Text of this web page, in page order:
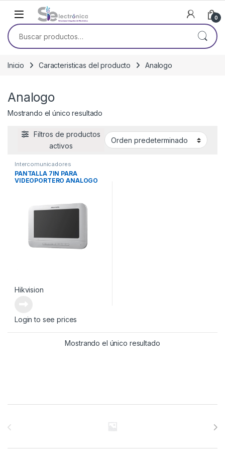
Skip to navigation
Skip to content
0
Buscar por:
Inicio Caracteristicas del producto Analogo
Analogo
Mostrando el único resultado
Filtros de productos
activos
Intercomunicadores
PANTALLA 7IN PARA
VIDEOPORTERO ANALOGO
Hikvision
Login to see prices
Mostrando el único resultado